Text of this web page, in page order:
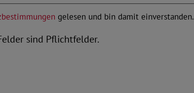
gelesen und bin damit einverstanden.
sind Pflichtfelder.